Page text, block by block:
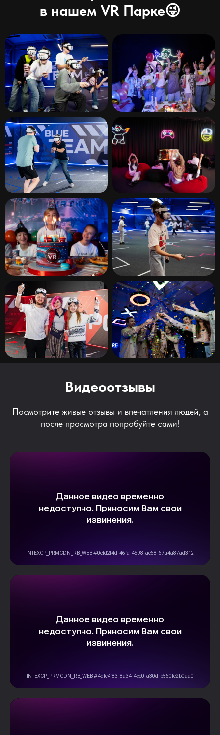
в нашем VR Парке😜
Видеоотзывы
Посмотрите живые отзывы и впечатления людей, а
после просмотра попробуйте сами!